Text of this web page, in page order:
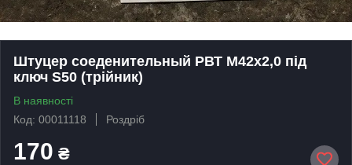
Штуцер соеденительный РВТ М42х2,0 під
ключ S50 (трійник)
В наявності
Код: 00011118
Роздріб
170 ₴